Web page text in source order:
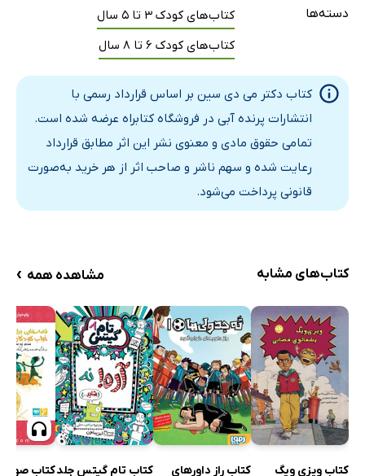
دسته‌ها
کتاب‌های کودک 3 تا 5 سال
کتاب‌های کودک 6 تا 8 سال
کتاب دکتر می دی سین بر اساس قرارداد رسمی با
انتشارات پرنده آبی در فروشگاه کتابراه عرضه شده است.
تمامی حقوق مادی و معنوی نشر این اثر مطابق قرارداد
رعایت شده و سهم ناشر و صاحب اثر از هر خرید به‌صورت
قانونی پرداخت می‌شود.
کتاب‌های مشابه مشاهده همه ›
کتاب ویزی ویگ
کتاب راز داورهای
کتاب تام گیتس جلدکتاب صوتی